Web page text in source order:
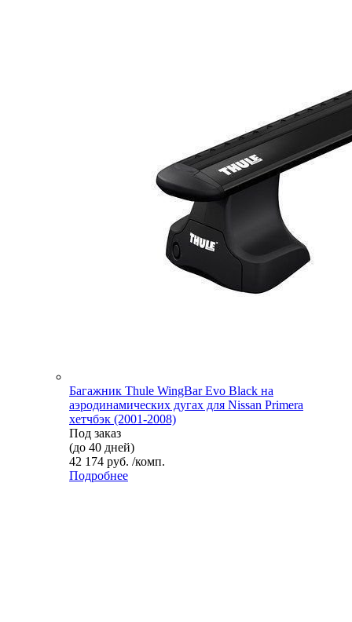
Багажник Thule WingBar Evo Black на
аэродинамических дугах для Nissan Primera
хетчбэк (2001-2008)
Под заказ
(до 40 дней)
42 174 руб. /комп.
Подробнее